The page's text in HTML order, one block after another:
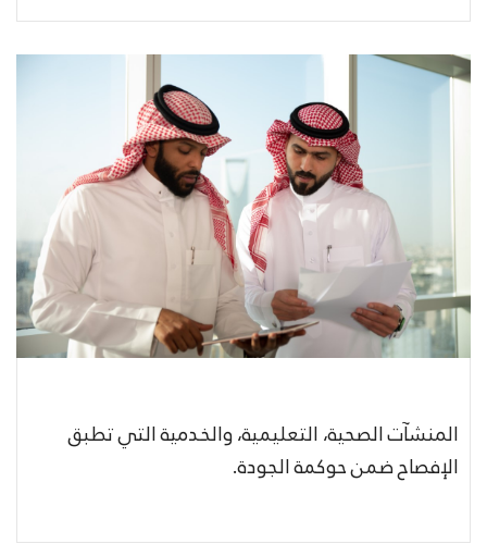
المنشآت الصحية، التعليمية، والخدمية التي تطبق
الإفصاح ضمن حوكمة الجودة.